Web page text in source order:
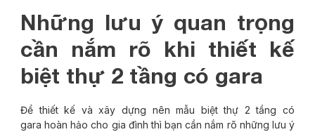
Những lưu ý quan trọng
cần nắm rõ khi thiết kế
biệt thự 2 tầng có gara
Để thiết kế và xây dựng nên mẫu biệt thự 2 tầng có
gara hoàn hảo cho gia đình thì bạn cần nắm rõ những lưu ý